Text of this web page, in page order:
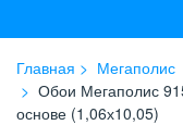
Главная
Мегаполис
Обои Мегаполис
основе (1,06х10,05)